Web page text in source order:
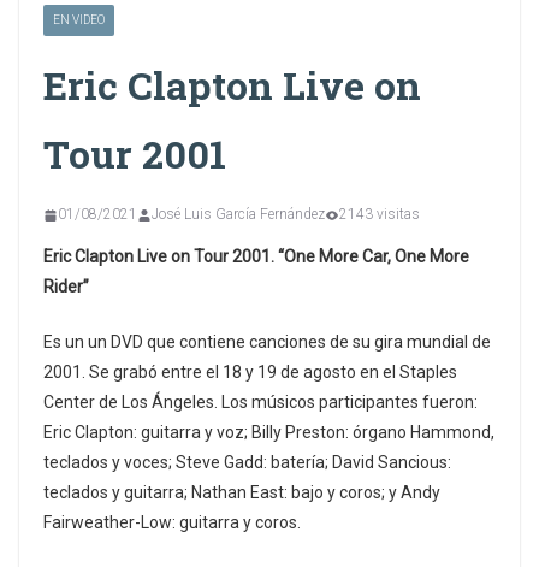
EN VIDEO
Eric Clapton Live on
Tour 2001
01/08/2021 José Luis García Fernández 2143 visitas
Eric Clapton Live on Tour 2001. “One More Car, One More
Rider”
Es un un DVD que contiene canciones de su gira mundial de
2001. Se grabó entre el 18 y 19 de agosto en el Staples
Center de Los Ángeles. Los músicos participantes fueron:
Eric Clapton: guitarra y voz; Billy Preston: órgano Hammond,
teclados y voces; Steve Gadd: batería; David Sancious:
teclados y guitarra; Nathan East: bajo y coros; y Andy
Fairweather-Low: guitarra y coros.